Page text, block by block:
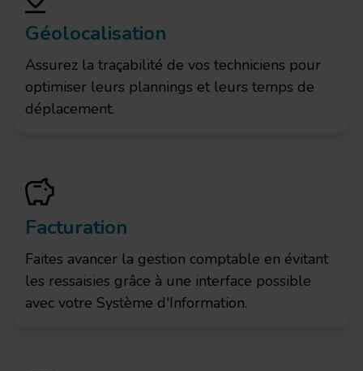
Géolocalisation
Assurez la traçabilité de vos techniciens pour
optimiser leurs plannings et leurs temps de
déplacement.
Facturation
Faites avancer la gestion comptable en évitant
les ressaisies grâce à une interface possible
avec votre Système d'Information.